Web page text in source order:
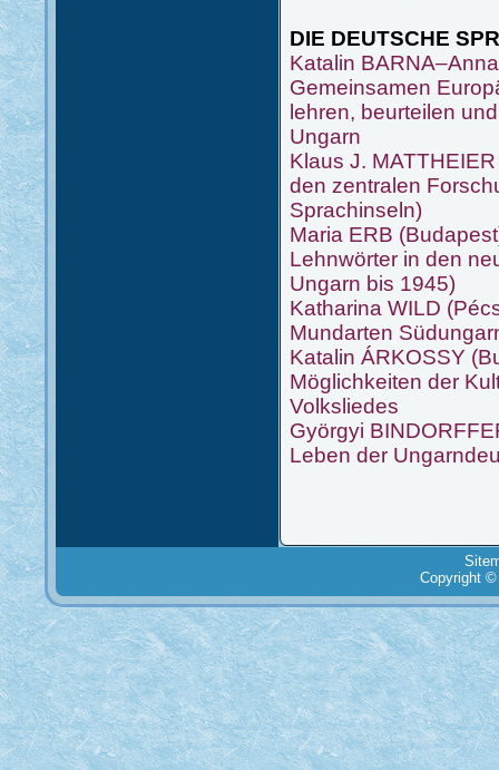
DIE DEUTSCHE
Katalin
Gemeinsamen
lehren, beurteilen
Ungarn
Klaus J.
den zentralen
Sprachinseln)
Maria ERB
Lehnwörter in den
Ungarn bis 1945)
Katharina WILD
Mundarten
Katalin ÁRKOSSY
Möglichkeiten der
Volksliedes
Györgyi
Leben der
Copyright ©